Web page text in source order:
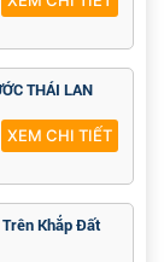
THÁI LAN
XEM CHI TIẾT
Khắp Đất